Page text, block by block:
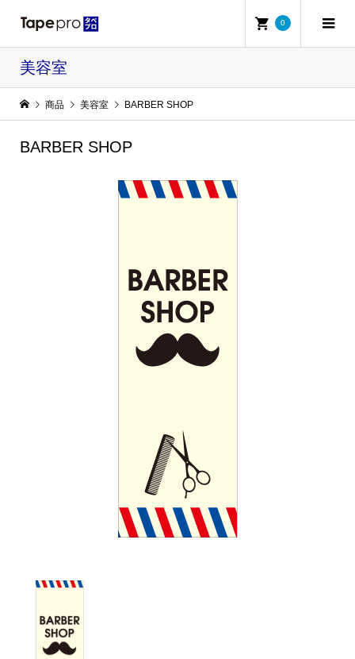
0
美容室
商品 美容室 BARBER SHOP
BARBER SHOP